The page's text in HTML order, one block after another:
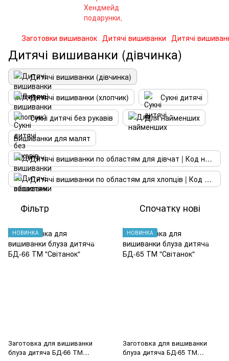
Заготовки вишиванок Дитячі вишиванки Дитячі
Дитячі вишиванки (дівчинка)
Дитячі вишиванки (дівчинка)
Дитячі вишиванки (хлопчик)
Сукні дитячі
Сукні дитячі без рукавів
Для найменших
Вишиванки для малят
Дитячі вишиванки по областям для дівчат | Код нації
Дитячі вишиванки по областям для хлопців | Код нації
Фільтр Спочатку нові
НОВИНКА
Заготовка для вишиванки
блуза дитяча БД-66 ТМ
НОВИНКА
Заготовка для вишиванки
блуза дитяча БД-65 ТМ